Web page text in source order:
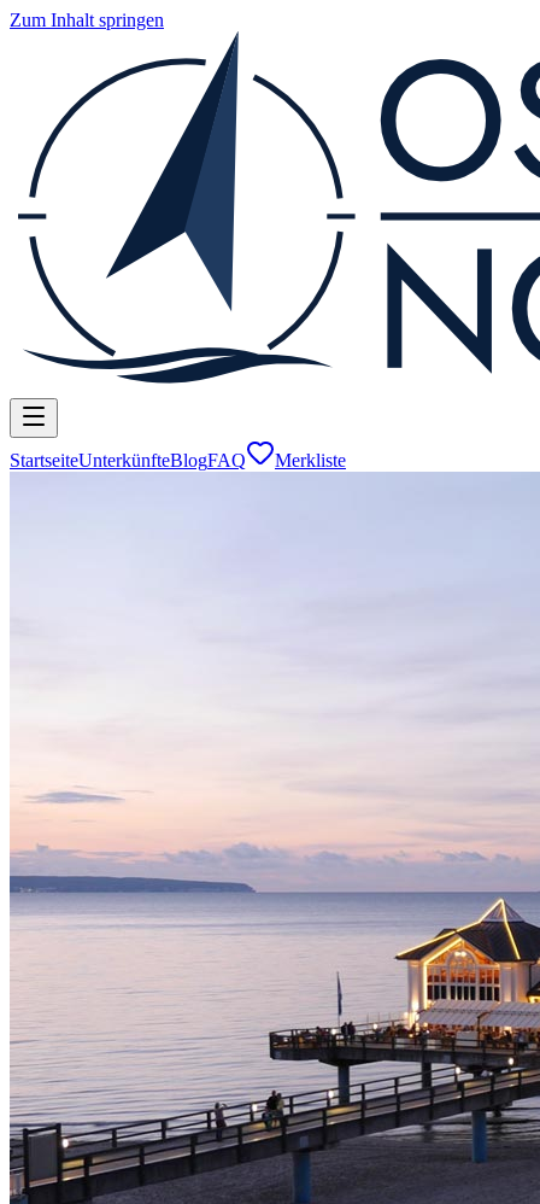
Zum Inhalt springen
StartseiteUnterkünfteBlogFAQ Merkliste